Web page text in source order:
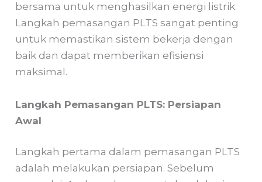
bersama untuk menghasilkan energi listrik.
Langkah pemasangan PLTS sangat penting
untuk memastikan sistem bekerja dengan
baik dan dapat memberikan efisiensi
maksimal.
Langkah Pemasangan PLTS: Persiapan
Awal
Langkah pertama dalam pemasangan PLTS
adalah melakukan persiapan. Sebelum